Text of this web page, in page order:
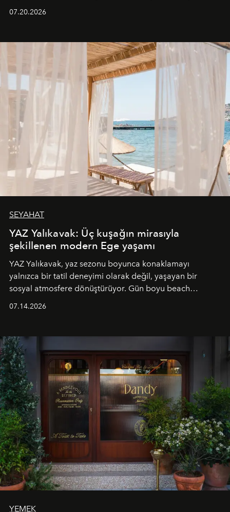
07.20.2026
SEYAHAT
YAZ Yalıkavak: Üç kuşağın mirasıyla
şekillenen modern Ege yaşamı
YAZ Yalıkavak, yaz sezonu boyunca konaklamayı
yalnızca bir tatil deneyimi olarak değil, yaşayan bir
sosyal atmosfere dönüştürüyor. Gün boyu beach
tematik gastronomi geceleri misafirlerle buluşuyor.
Paylaşıma, lezzete ve müziğe odaklanan bu özel
akşamlar, YAZ’ın sade lüks anlayışını gün batımından
geceye taşıyarak her hafta farklı bir deneyim sunuyor.
07.14.2026
YEMEK